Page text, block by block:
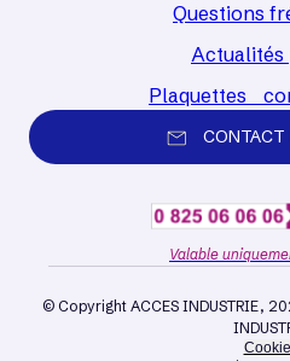
Questions
Actualités
Plaquettes
CONTACT
Valable
© Copyright ACCES INDUSTRIE,